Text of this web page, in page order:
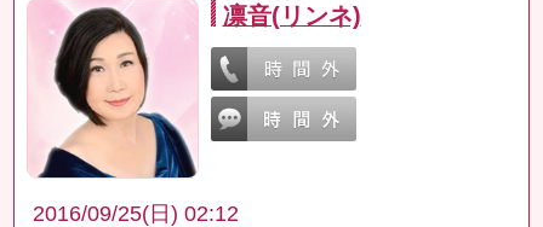
凛音(リンネ)
2016/09/25(日) 02:12